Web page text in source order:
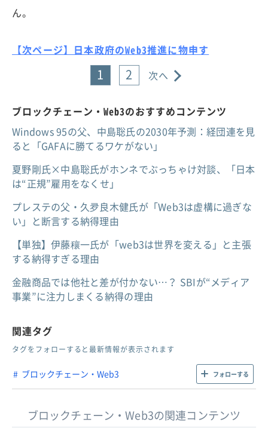
ん。
【次ページ】日本政府のWeb3推進に物申す
1 2 次へ
ブロックチェーン・Web3のおすすめコンテンツ
Windows 95の父、中島聡氏の2030年予測：経団連を見
ると「GAFAに勝てるワケがない」
夏野剛氏×中島聡氏がホンネでぶっちゃけ対談、「日本
は“正規”雇用をなくせ」
プレステの父・久夛良木健氏が「Web3は虚構に過ぎな
い」と断言する納得理由
【単独】伊藤穰一氏が「web3は世界を変える」と主張
する納得すぎる理由
金融商品では他社と差が付かない…？ SBIが“メディア
事業”に注力しまくる納得の理由
関連タグ
タグをフォローすると最新情報が表示されます
ブロックチェーン・Web3 フォローする
ブロックチェーン・Web3の関連コンテンツ